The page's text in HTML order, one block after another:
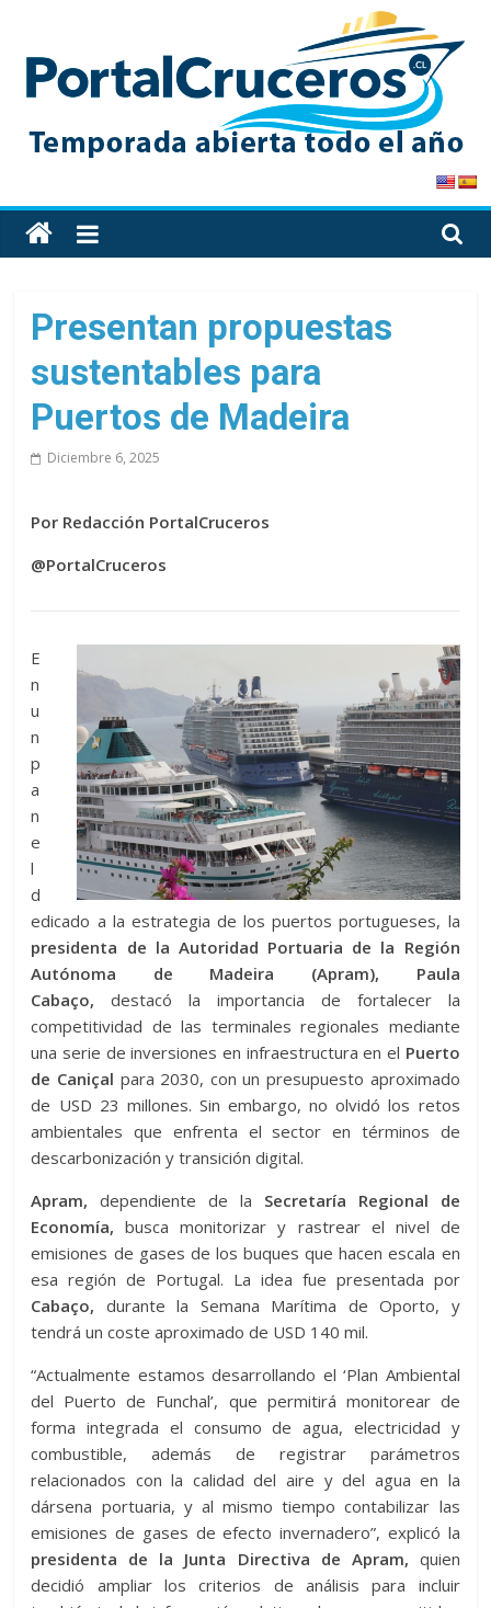
content
PortalCruceros
Toda
la
de
cruceros
en
un
solo
Presentan propuestas
sustentables para
Puertos de Madeira
Diciembre 6, 2025
Por Redacción PortalCruceros
@PortalCruceros
E
n
u
n
p
a
n
e
l
d
edicado a la estrategia de los puertos portugueses, la
presidenta de la Autoridad Portuaria de la Región
Autónoma de Madeira (Apram), Paula
Cabaço, destacó la importancia de fortalecer la
competitividad de las terminales regionales mediante
una serie de inversiones en infraestructura en el Puerto
de Caniçal para 2030, con un presupuesto aproximado
de USD 23 millones. Sin embargo, no olvidó los retos
ambientales que enfrenta el sector en términos de
descarbonización y transición digital.
Apram, dependiente de la Secretaría Regional de
Economía, busca monitorizar y rastrear el nivel de
emisiones de gases de los buques que hacen escala en
esa región de Portugal. La idea fue presentada por
Cabaço, durante la Semana Marítima de Oporto, y
tendrá un coste aproximado de USD 140 mil.
“Actualmente estamos desarrollando el ‘Plan Ambiental
del Puerto de Funchal’, que permitirá monitorear de
forma integrada el consumo de agua, electricidad y
combustible, además de registrar parámetros
relacionados con la calidad del aire y del agua en la
dársena portuaria, y al mismo tiempo contabilizar las
emisiones de gases de efecto invernadero”, explicó la
presidenta de la Junta Directiva de Apram, quien
decidió ampliar los criterios de análisis para incluir